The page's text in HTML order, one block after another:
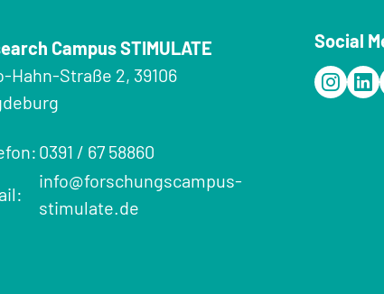
Social
Campus STIMULATE
Hahn-Straße 2, 39106
0391 / 67 58860
info@forschungscampus-
stimulate.de